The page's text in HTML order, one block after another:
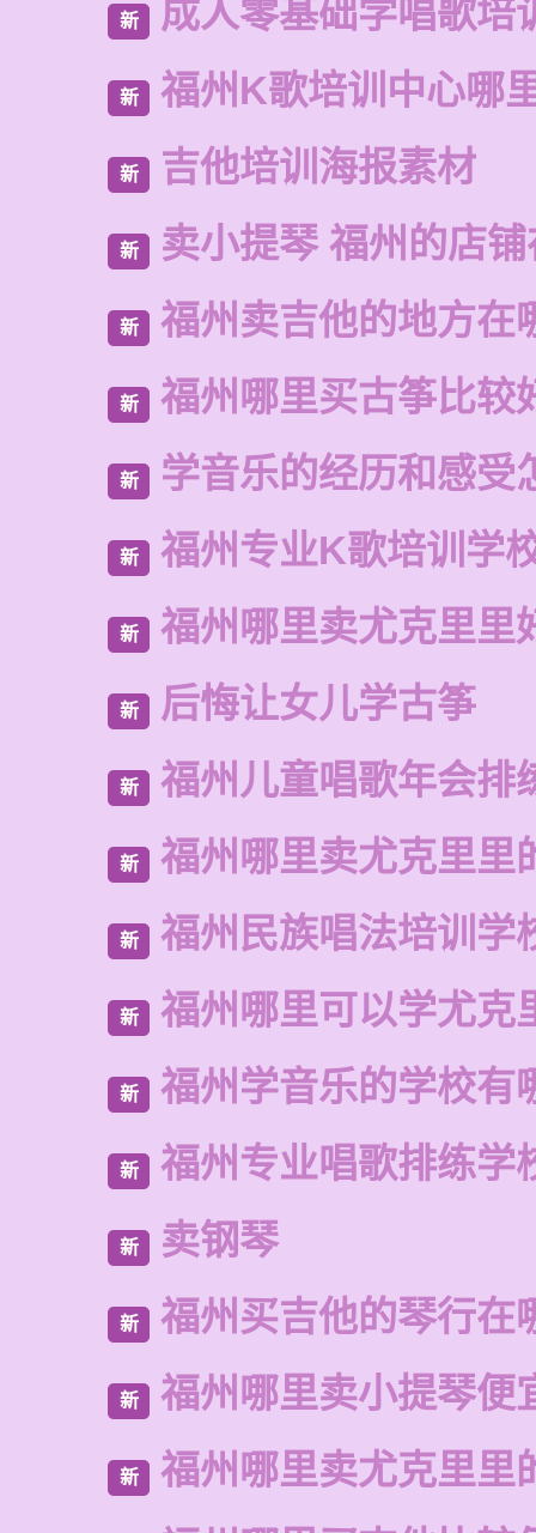
新 成人零基础学唱歌培
新 福州K歌培训中心哪
新 吉他培训海报素材
新 卖小提琴 福州的店
新 福州卖吉他的地方在
新 福州哪里买古筝比较
新 学音乐的经历和感受
新 福州专业K歌培训学
新 福州哪里卖尤克里里
新 后悔让女儿学古筝
新 福州儿童唱歌年会排
新 福州哪里卖尤克里里
新 福州民族唱法培训学
新 福州哪里可以学尤克
新 福州学音乐的学校有
新 福州专业唱歌排练学
新 卖钢琴
新 福州买吉他的琴行在
新 福州哪里卖小提琴便
新 福州哪里卖尤克里里